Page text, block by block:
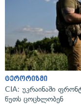
ტერორიზმი
CIA: უკრაინაში
წუთს ცოცხლობენ